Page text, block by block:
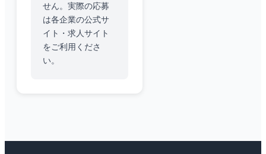
せん。実際の応募
は各企業の公式サ
イト・求人サイト
をご利用くださ
い。